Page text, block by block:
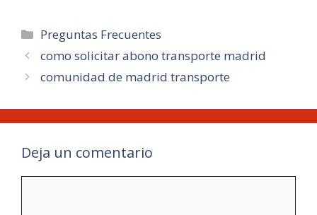
Categorías
Preguntas Frecuentes
como solicitar abono transporte madrid
comunidad de madrid transporte
Deja un comentario